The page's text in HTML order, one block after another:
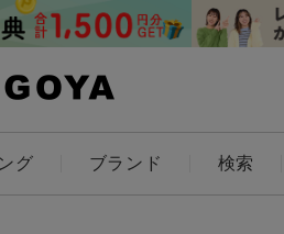
グ ブランド 検索